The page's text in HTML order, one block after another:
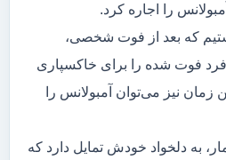
را اجاره کرد.
که بعد از فوت شخصی،
فرد فوت شده را برای خاکسپاری
زمان نیز می‌توان آمبولانس را
به دلخواد خودش تمایل دارد که